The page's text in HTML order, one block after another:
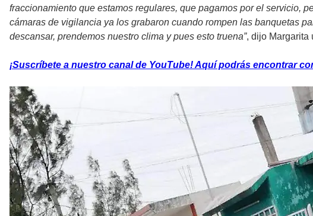
fraccionamiento que estamos regulares, que pagamos por el servicio,
cámaras de vigilancia ya los grabaron cuando rompen las banquetas
descansar, prendemos nuestro clima y pues esto truena”, dijo Margarita
¡Suscríbete a nuestro canal de YouTube! Aquí podrás encontrar